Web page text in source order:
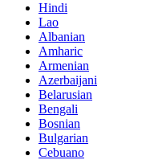
Hindi
Lao
Albanian
Amharic
Armenian
Azerbaijani
Belarusian
Bengali
Bosnian
Bulgarian
Cebuano